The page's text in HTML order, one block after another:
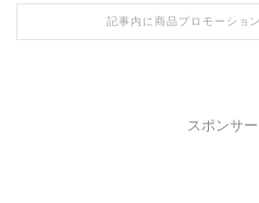
記事内に商品プロモーショ
スポンサ